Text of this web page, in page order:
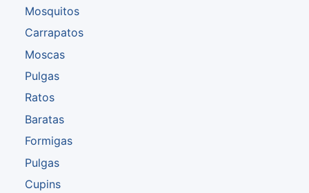
Mosquitos
Carrapatos
Moscas
Pulgas
Ratos
Baratas
Formigas
Pulgas
Cupins